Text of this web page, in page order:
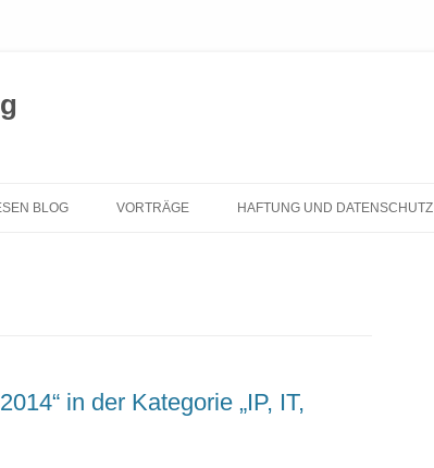
Inhalt
BLOG VORTRÄGE HAFTUNG UND DATENSCHUTZ
in der Kategorie „IP, IT,